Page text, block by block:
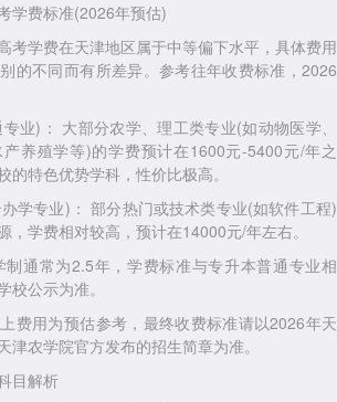
费标准(2026年预估)
学费在天津地区属于中等偏下水平，具体费用
的不同而有所差异。参考往年收费标准，2026
)： 大部分农学、理工类专业(如动物医学、
养殖学等)的学费预计在1600元-5400元/年之
的特色优势学科，性价比极高。
专业)： 部分热门或技术类专业(如软件工程)
，学费相对较高，预计在14000元/年左右。
通常为2.5年，学费标准与专升本普通专业相
校公示为准。
用为预估参考，最终收费标准请以2026年天
津农学院官方发布的招生简章为准。
目解析